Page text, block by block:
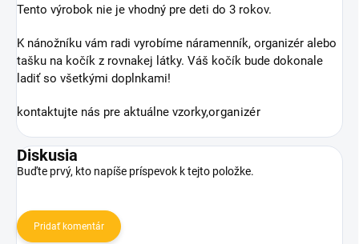
Tento výrobok nie je vhodný pre deti do 3 rokov.
K nánožníku vám radi vyrobíme náramenník, organizér alebo
tašku na kočík z rovnakej látky. Váš kočík bude dokonale
ladiť so všetkými doplnkami!
kontaktujte nás pre aktuálne vzorky,organizér
Diskusia
Buďte prvý, kto napíše príspevok k tejto položke.
Pridať komentár